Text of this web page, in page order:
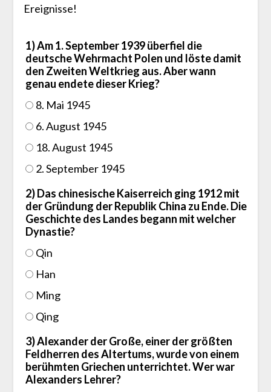
Ereignisse!
1) Am 1. September 1939 überfiel die
deutsche Wehrmacht Polen und löste damit
den Zweiten Weltkrieg aus. Aber wann
genau endete dieser Krieg?
8. Mai 1945
6. August 1945
18. August 1945
2. September 1945
2) Das chinesische Kaiserreich ging 1912 mit
der Gründung der Republik China zu Ende. Die
Geschichte des Landes begann mit welcher
Dynastie?
Qin
Han
Ming
Qing
3) Alexander der Große, einer der größten
Feldherren des Altertums, wurde von einem
berühmten Griechen unterrichtet. Wer war
Alexanders Lehrer?